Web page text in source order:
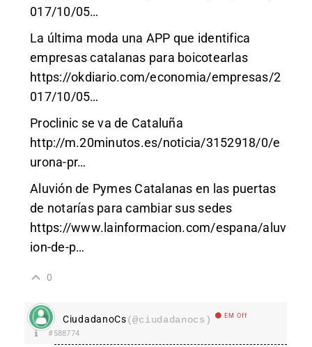
017/10/05…
La última moda una APP que identifica
empresas catalanas para boicotearlas
https://okdiario.com/economia/empresas/2
017/10/05…
Proclinic se va de Cataluña
http://m.20minutos.es/noticia/3152918/0/e
urona-pr…
Aluvión de Pymes Catalanas en las puertas
de notarías para cambiar sus sedes
https://www.lainformacion.com/espana/aluv
ion-de-p…
0
CiudadanoCs(@ciudadanocs) EM Off
#588774